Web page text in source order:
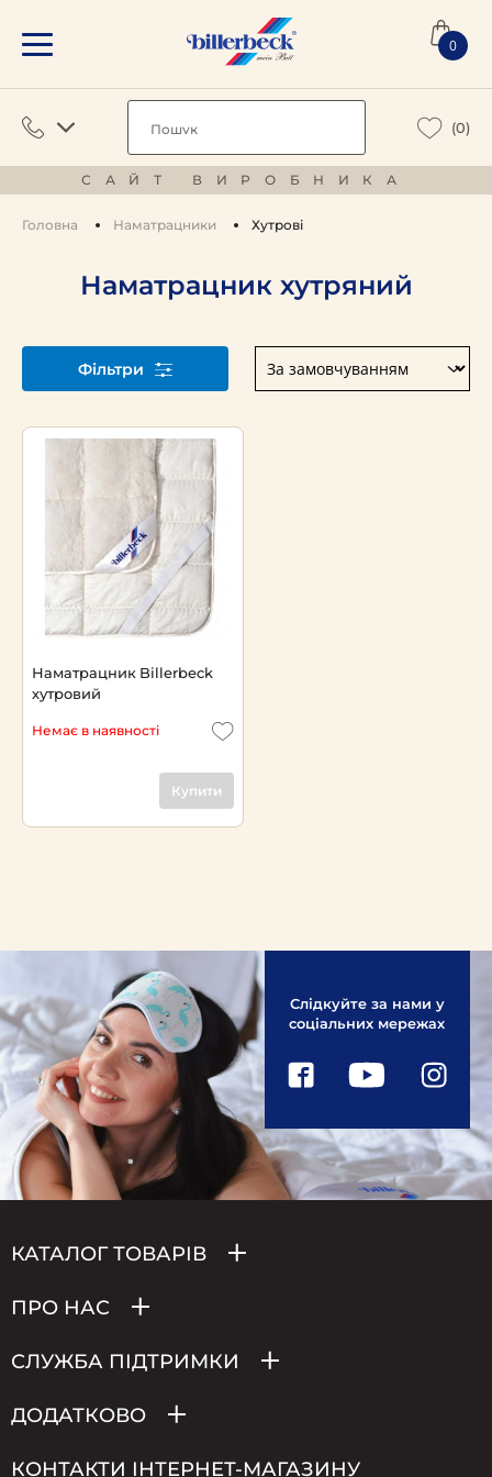
0
(0)
САЙТ ВИРОБНИКА
Головна Наматрацники Хутрові
Наматрацник хутряний
Фільтри
Наматрацник Billerbeck
хутровий
Немає в наявності
Купити
Слідкуйте за нами у
соціальних мережах
КАТАЛОГ ТОВАРІВ
ПРО НАС
СЛУЖБА ПІДТРИМКИ
ДОДАТКОВО
КОНТАКТИ ІНТЕРНЕТ-МАГАЗИНУ